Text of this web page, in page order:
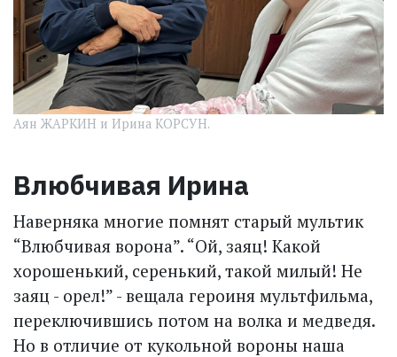
Аян ЖАРКИН и Ирина КОРСУН.
Влюбчивая Ирина
Наверняка многие помнят старый мультик
“Влюбчивая ворона”. “Ой, заяц! Какой
хорошенький, серенький, такой милый! Не
заяц - орел!” - вещала героиня мульт­фильма,
переключившись потом на волка и медведя.
Но в отличие от кукольной вороны наша